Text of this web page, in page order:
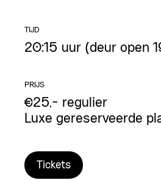
TIJD
20:15 uur (deur open
PRIJS
€25,- regulier
Luxe gereserveerde
Tickets